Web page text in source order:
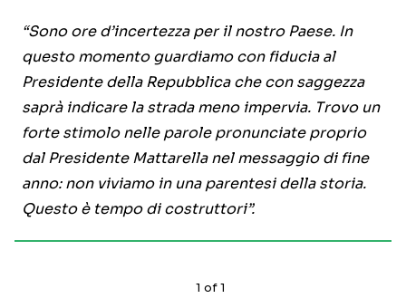
“Sono ore d’incertezza per il nostro Paese. In
questo momento guardiamo con fiducia al
Presidente della Repubblica che con saggezza
saprà indicare la strada meno impervia. Trovo un
forte stimolo nelle parole pronunciate proprio
dal Presidente Mattarella nel messaggio di fine
anno: non viviamo in una parentesi della storia.
Questo è tempo di costruttori”.
1 of1